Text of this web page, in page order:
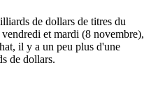
de dollars de titres du
et mardi (8 novembre),
il y a un peu plus d'une
de dollars.